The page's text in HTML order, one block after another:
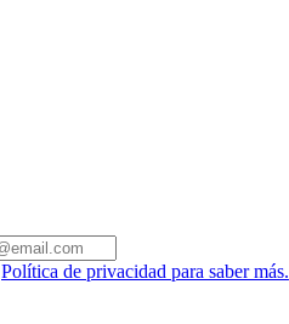
Política de privacidad para saber más.